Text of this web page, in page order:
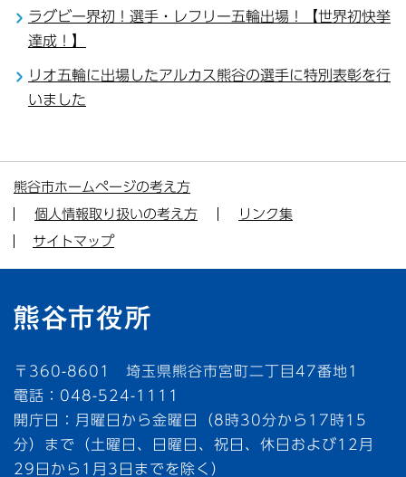
ラグビー界初！選手・レフリー五輪出場！【世界初快挙
達成！】
リオ五輪に出場したアルカス熊谷の選手に特別表彰を行
いました
熊谷市ホームページの考え方
個人情報取り扱いの考え方
リンク集
サイトマップ
〒360-8601 埼玉県熊谷市宮町二丁目47番地1
電話：048-524-1111
開庁日：月曜日から金曜日（8時30分から17時15
分）まで（土曜日、日曜日、祝日、休日および12月
29日から1月3日までを除く）